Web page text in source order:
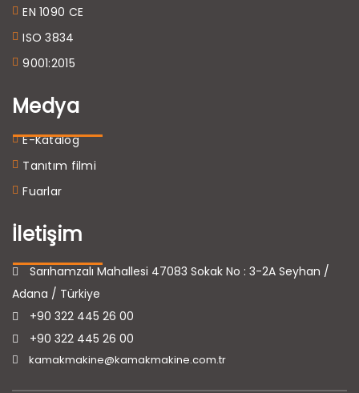
EN 1090 CE
ISO 3834
9001:2015
Medya
E-Katalog
Tanıtım filmi
Fuarlar
İletişim
Sarıhamzalı Mahallesi 47083 Sokak No : 3-2A Seyhan /
Adana / Türkiye
+90 322 445 26 00
+90 322 445 26 00
kamakmakine@kamakmakine.com.tr